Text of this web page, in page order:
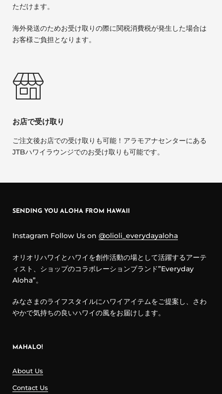
ただけます。
海外発送のためお受け取りの際に関税消費税が発生した場合は
お客様ご負担となります。
お店で受け取り
ご注文後お店での受け取りも可能！アラモアナセンターにある
JTBハワイラウンジでのお受け取りも可能です。
SENDING YOU ALOHA FROM HAWAII
Instagram Follow Us on @olioli_everydayaloha
オリオリハワイとハワイを創作活動の場として活躍するアーテ
ィスト、ショップのコラボレーションブランド”Everyday
Aloha”。
みなさまのライフスタイルにハワイアイテムをご提案し、さわ
やかで気持ちの良いハワイの風をお届けします。
MAHALO!
About Us
Contact Us